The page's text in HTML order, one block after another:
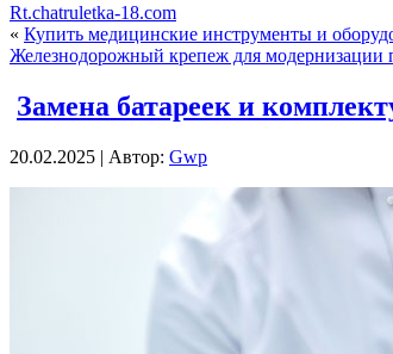
Rt.chatruletka-18.com
« Купить медицинские инструменты и
Железнодорожный крепеж для модернизации
Замена батареек и
20.02.2025 | Автор: Gwp